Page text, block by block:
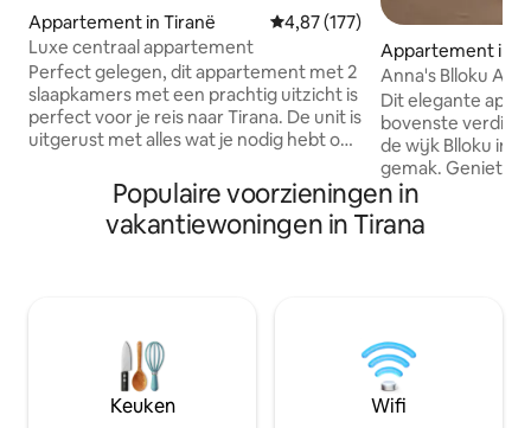
Appartement in Tiranë Gemiddelde beoordeling van
4,87 (177)
Luxe centraal appartement
Perfect gelegen, dit appartement met 2
slaapkamers met een prachtig uitzicht is
perfect voor je reis naar Tirana. De unit is
uitgerust met alles wat je nodig hebt om
maken. U kunt altijd genieten van het
gebruik van de bbq-grill op het terras
van 30 vierkante meter met geweldig
Een geweldige locatie om Tirana op de
beste manier te ontdekken. We kijken
ernaar uit om je binnenkort te mogen
verwelkomen!
Appartement in
Anna's Blloku
Dit elegante
bovenste
de wijk Blloku in
gemak. Geniet
bad, een volledig
een vaatwasser
uitzicht op de
een supermarkt
allemaal binnen
voor maximaal
voor een
Populaire voorzieningen in
vakantiewoningen in Tirana
Keuken Wifi